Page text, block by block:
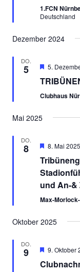
1.FCN
Deutschland
Dezember 2024
DO.
5 Empfohlen
5.
Clubhaus
Mai 2025
DO.
8 Empfohlen
8. Mai
und An-
Max-
Oktober 2025
DO.
9 Empfohlen
9. Oktober